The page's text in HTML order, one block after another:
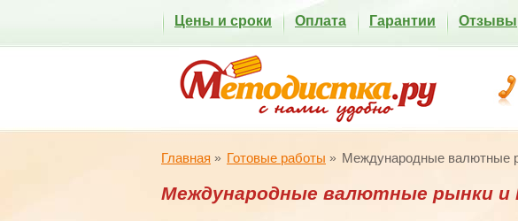
Цены и сроки Оплата Гарантии Отзывы
Главная Готовые работы Международные валютные
Международные валютные рынки